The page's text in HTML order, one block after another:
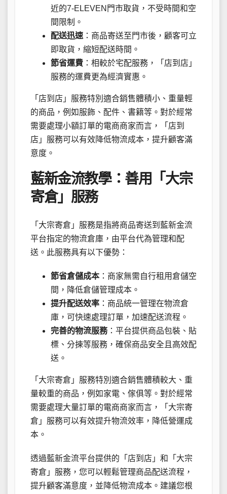
近的7-ELEVEN門市取貨，不受時間和空
間限制。
配送迅速 ：商品寄送至門市後，顧客可立
即取貨，縮短配送時間。
節省運費 ：相較於宅配服務，「店到店」
服務的運費更為經濟實惠。
「店到店」服務特別適合銷售體積小、重量輕
的商品，例如服飾、配件、書籍等。對於經常
需要處理小額訂單的電商商家而言，「店到
店」服務可以有效降低物流成本，提升顧客滿
意度。
藍新金流教學：善用「大宗
寄倉」服務
「大宗寄倉」服務是指將商品寄送到藍新金流
平台指定的物流倉庫，由平台代為管理和配
送。此服務具有以下優勢：
節省倉儲成本 ：商家無需自行租用倉儲空
間，降低倉儲管理成本。
提升配送效率 ：商品統一管理在物流倉
庫，可快速處理訂單，加速配送流程。
完善的物流服務：平台提供商品包裝、貼
標、分揀等服務，確保商品安全且高效配
送。
「大宗寄倉」服務特別適合銷售體積較大、重
量較重的商品，例如家電、傢俱等。對於經常
需要處理大量訂單的電商商家而言，「大宗寄
倉」服務可以有效提升物流效率，降低營運成
本。
透過藍新金流平台提供的「店到店」和「大宗
寄倉」服務，您可以輕鬆管理商品配送流程，
提升顧客滿意度，並降低物流成本。建議您根